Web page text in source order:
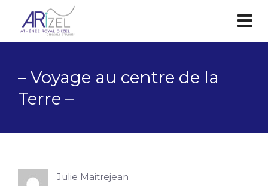
– Voyage au centre de la
Terre –
Julie Maitrejean